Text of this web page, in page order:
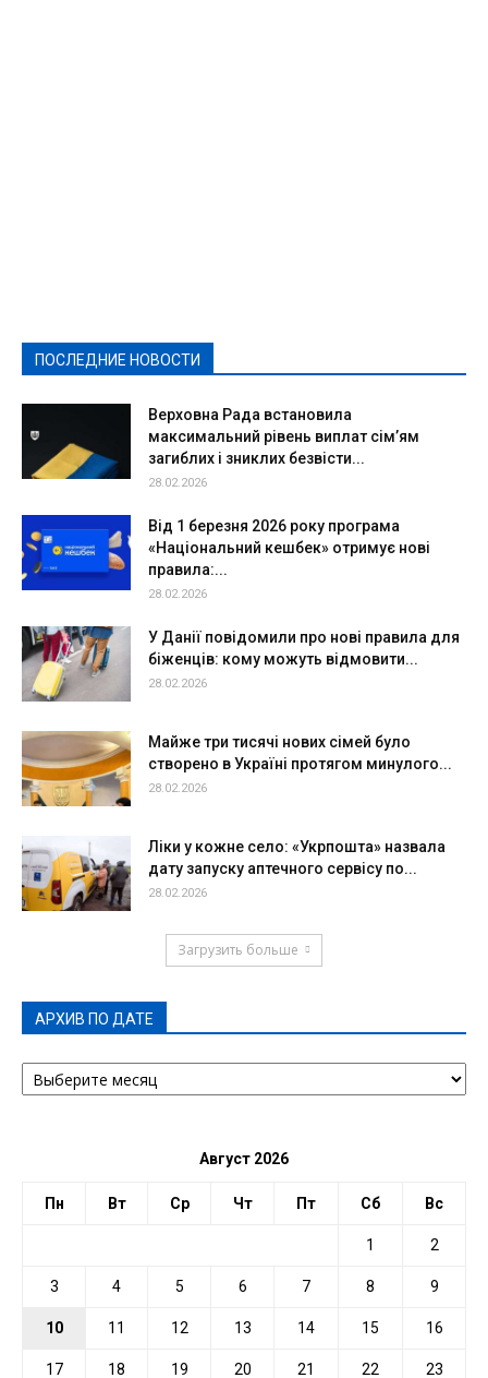
ПОСЛЕДНИЕ НОВОСТИ
Верховна Рада встановила
максимальний рівень виплат сім’ям
загиблих і зниклих безвісти...
28.02.2026
Від 1 березня 2026 року програма
«Національний кешбек» отримує нові
правила:...
28.02.2026
У Данії повідомили про нові правила для
біженців: кому можуть відмовити...
28.02.2026
Майже три тисячі нових сімей було
створено в Україні протягом минулого...
28.02.2026
Ліки у кожне село: «Укрпошта» назвала
дату запуску аптечного сервісу по...
28.02.2026
Загрузить больше
АРХИВ ПО ДАТЕ
АРХИВ
ПО
Август 2026
Пн Вт Ср Чт Пт Сб Вс
1 2
3 4 5 6 7 8 9
10 11 12 13 14 15 16
17 18 19 20 21 22 23